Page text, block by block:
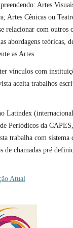
Artes
Artes Cênicas ou
relacionar com outros
abordagens teóricas,
as Artes.
vínculos com
aceita trabalhos
Latindex
Periódicos da
trabalha com sistema
de chamadas pré
Atual